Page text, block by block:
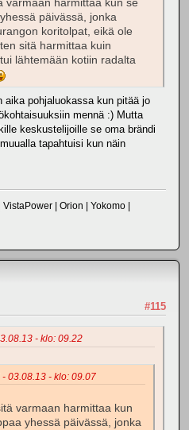
varmaan harmittaa kun se
päivässä, jonka
koritolpat, eikä ole
sitä harmittaa kuin
lähtemään kotiin radalta
pohjaluokassa kun pitää jo
mennä :) Mutta
keskustelijoille se oma brändi
tapahtuisi kun näin
| Orion | Yokomo |
#115
- klo: 09.22
03.08.13 - klo: 09.07
varmaan harmittaa kun
yhessä päivässä, jonka